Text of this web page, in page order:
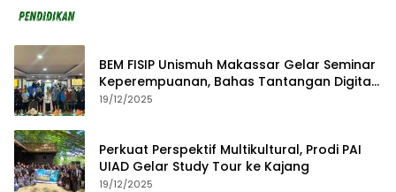
BEM FISIP Unismuh Makassar Gelar Seminar
Keperempuanan, Bahas Tantangan Digital
dan Budaya Lokal
19/12/2025
Perkuat Perspektif Multikultural, Prodi PAI
UIAD Gelar Study Tour ke Kajang
19/12/2025